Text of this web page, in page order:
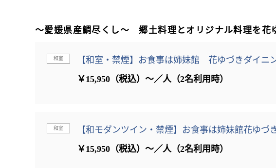
～愛媛県産鯛尽くし～ 郷土料理とオリジナル料理を花
和室
【和室・禁煙】お食事は姉妹館 花ゆづきダイニ
￥15,950（税込）～／人（2名利用時）
和室
【和モダンツイン・禁煙】お食事は姉妹館花ゆづ
￥15,950（税込）～／人（2名利用時）